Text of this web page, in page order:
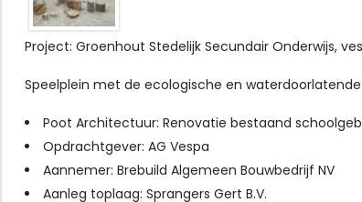
Project: Groenhout Stedelijk Secundair Onderwijs,
Speelplein met de ecologische en
Poot Architectuur: Renovatie bestaand
Opdrachtgever: AG Vespa
Aannemer: Brebuild Algemeen Bouwbedrijf NV
Aanleg toplaag: Sprangers Gert B.V.